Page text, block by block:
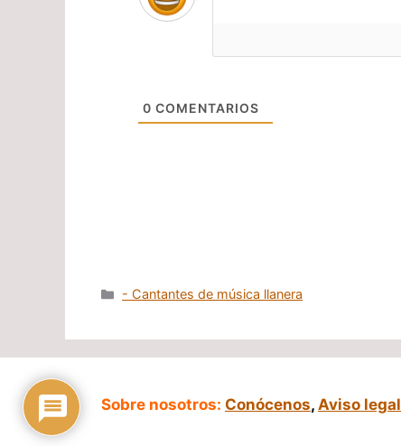
0 COMENTARIOS
Categorías
- Cantantes de música llanera
Sobre nosotros: Conócenos, Aviso legal